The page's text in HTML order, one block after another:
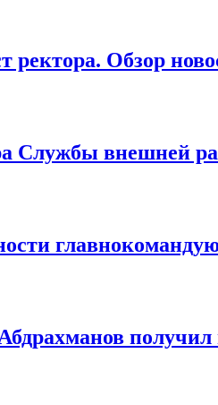
ректора. Обзор
Службы внешней
получил